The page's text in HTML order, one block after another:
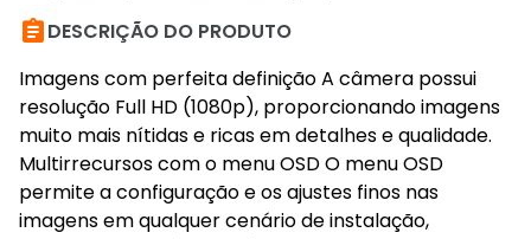
DESCRIÇÃO DO PRODUTO
Imagens com perfeita definição A câmera possui
resolução Full HD (1080p), proporcionando imagens
muito mais nítidas e ricas em detalhes e qualidade.
Multirrecursos com o menu OSD O menu OSD
permite a configuração e os ajustes finos nas
imagens em qualquer cenário de instalação,